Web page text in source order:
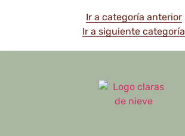
Ir a categoría anterior
Ir a siguiente categoría